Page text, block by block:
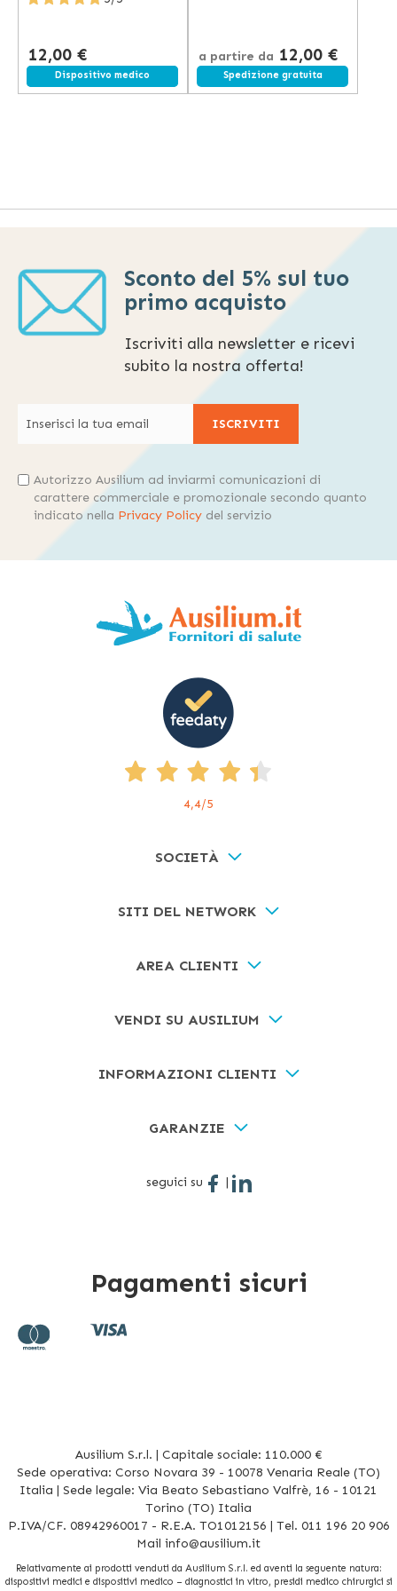
12,00 €
Spedizione gratuita
Dispositivo medico
a partire da 12,00 €
Spedizione gratuita
Sconto del 5% sul tuo
primo acquisto
Iscriviti alla newsletter e ricevi
subito la nostra offerta!
ISCRIVITI
Autorizzo Ausilium ad inviarmi comunicazioni di
carattere commerciale e promozionale secondo quanto
indicato nella Privacy Policy del servizio
4,4/5
SOCIETÀ
SITI DEL NETWORK
AREA CLIENTI
VENDI SU AUSILIUM
INFORMAZIONI CLIENTI
GARANZIE
seguici su |
Pagamenti sicuri
Ausilium S.r.l. | Capitale sociale: 110.000 €
Sede operativa: Corso Novara 39 - 10078 Venaria Reale (TO)
Italia | Sede legale: Via Beato Sebastiano Valfrè, 16 - 10121
Torino (TO) Italia
P.IVA/CF. 08942960017 - R.E.A. TO1012156 | Tel. 011 196 20 906
Mail info@ausilium.it
Relativamente ai prodotti venduti da Ausilium S.r.l. ed aventi la seguente natura:
dispositivi medici e dispositivi medico – diagnostici in vitro, presidi medico chirurgici si